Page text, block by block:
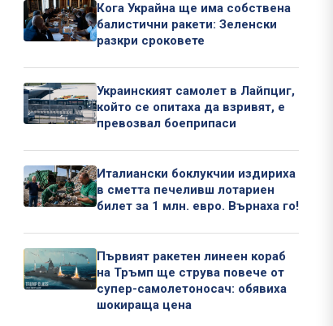
Кога Украйна ще има собствена
балистични ракети: Зеленски
разкри сроковете
Украинският самолет в Лайпциг,
който се опитаха да взривят, е
превозвал боеприпаси
Италиански боклукчии издириха
в сметта печеливш лотариен
билет за 1 млн. евро. Върнаха го!
Първият ракетен линеен кораб
на Тръмп ще струва повече от
супер-самолетоносач: обявиха
шокираща цена